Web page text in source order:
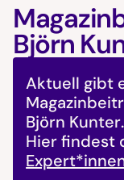
Björn
Aktuell gibt
Björn Kunter.
Hier findest